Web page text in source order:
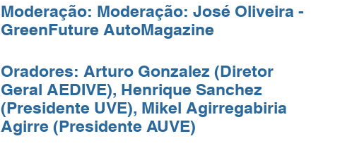
Moderação: Moderação: José Oliveira -
GreenFuture AutoMagazine
Oradores: Arturo Gonzalez (Diretor
Geral AEDIVE), Henrique Sanchez
(Presidente UVE), Mikel Agirregabiria
Agirre (Presidente AUVE)